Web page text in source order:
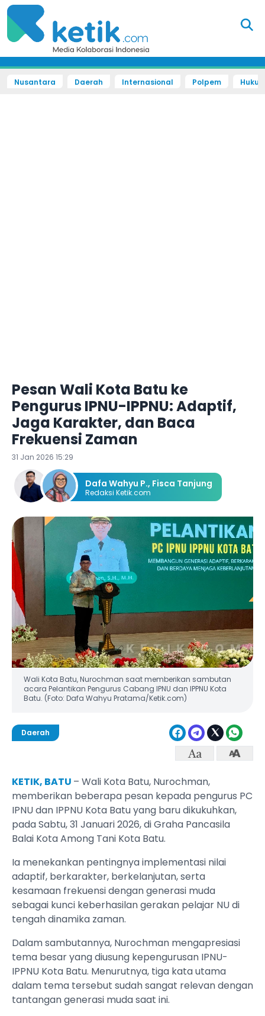
Nusantara Daerah Internasional Polpem
Pesan Wali Kota Batu ke
Pengurus IPNU-IPPNU: Adaptif,
Jaga Karakter, dan Baca
Frekuensi Zaman
31 Jan 2026 15:29
Dafa Wahyu P., Fisca Tanjung
Redaksi Ketik.com
Wali Kota Batu, Nurochman saat memberikan sambutan
acara Pelantikan Pengurus Cabang IPNU dan IPPNU Kota
Batu. (Foto: Dafa Wahyu Pratama/Ketik.com)
Daerah
KETIK, BATU – Wali Kota Batu, Nurochman,
memberikan beberapa pesan kepada pengurus PC
IPNU dan IPPNU Kota Batu yang baru dikukuhkan,
pada Sabtu, 31 Januari 2026, di Graha Pancasila
Balai Kota Among Tani Kota Batu.
Ia menekankan pentingnya implementasi nilai
adaptif, berkarakter, berkelanjutan, serta
kesamaan frekuensi dengan generasi muda
sebagai kunci keberhasilan gerakan pelajar NU di
tengah dinamika zaman.
Dalam sambutannya, Nurochman mengapresiasi
tema besar yang diusung kepengurusan IPNU-
IPPNU Kota Batu. Menurutnya, tiga kata utama
dalam tema tersebut sudah sangat relevan dengan
tantangan generasi muda saat ini.